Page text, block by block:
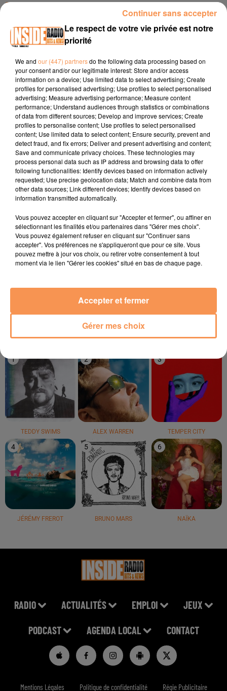
21 mai 2026 - 3 min 46 sec
INTERVIEW DE MARYLINE " LES PLAY OFFS POUR L'ELAN
BÉARNAIS" SUR RADIO INSIDE
Site internet :www.elan-bearnais.fr
Facebook : Elan Béarnais Pau-Lacq-Orthez
Instagram :@ebplo
TITRES DIFFUSÉS
13h31
13h31
LAURA BRANIGAN
13h29
13h29
GIMS
Soleil
13h26
13h26
PORTUGAL, THE MAN
1
TEDDY SWIMS
2
ALEX WARREN
3
TEMPER CITY
4
JÉRÉMY FREROT
5
BRUNO MARS
6
NAÏKA
RADIO ACTUALITÉS EMPLOI JEUX
PODCAST AGENDA LOCAL CONTACT
Mentions Légales Politique de confidentialité Régie Publicitaire
Le respect de votre vie privée est notre
priorité
We and our (447) partnersdo the following data processing based on
your consent and/or our legitimate interest: Store and/or access
information on a device; Use limited data to select advertising; Create
profiles for personalised advertising; Use profiles to select personalised
advertising; Measure advertising performance; Measure content
performance; Understand audiences through statistics or combinations
of data from different sources; Develop and improve services; Create
profiles to personalise content; Use profiles to select personalised
content; Use limited data to select content; Ensure security, prevent and
detect fraud, and fix errors; Deliver and present advertising and content;
Save and communicate privacy choices. These technologies may
process personal data such as IP address and browsing data to offer
following functionalities: Identify devices based on information actively
requested; Use precise geolocation data; Match and combine data from
other data sources; Link different devices; Identify devices based on
information transmitted automatically.
Vous pouvez accepter en cliquant sur "Accepter et fermer", ou affiner en
sélectionnant les finalités et/ou partenaires dans "Gérer mes choix".
Vous pouvez également refuser en cliquant sur "Continuer sans
accepter". Vos préférences ne s'appliqueront que pour ce site. Vous
pouvez mettre à jour vos choix, ou retirer votre consentement à tout
moment via le lien "Gérer les cookies" situé en bas de chaque page.
Gérer mes choix
Accepter et fermer
Continuer sans accepter